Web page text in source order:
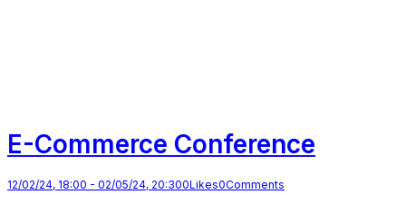
E-Commerce Conference
12/02/24, 18:00 - 02/05/24, 20:300Likes0Comments